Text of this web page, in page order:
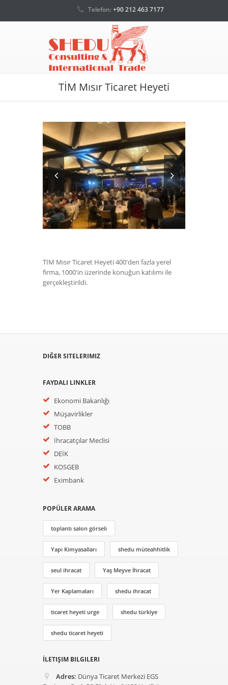
Telefon:+90 212 463 7177
TİM Mısır Ticaret Heyeti
TİM Mısır Ticaret Heyeti 400'den fazla yerel
firma, 1000'in üzerinde konuğun katılımı ile
gerçekleştirildi.
DIĞER SITELERIMIZ
FAYDALI LINKLER
Ekonomi Bakanlığı
Müşavirlikler
TOBB
İhracatçılar Meclisi
DEİK
KOSGEB
Eximbank
POPÜLER ARAMA
toplantı salon görseli
Yapı Kimyasalları shedu müteahhitlik
seul ihracat Yaş Meyve İhracat
Yer Kaplamaları shedu ihracat
ticaret heyeti urge shedu türkiye
shedu ticaret heyeti
İLETIŞIM BILGILERI
Adres: Dünya Ticaret Merkezi EGS